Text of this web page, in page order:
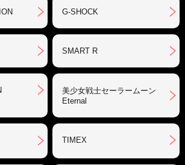
G-SHOCK
SMART R
美少女戦士セーラームーン
Eternal
TIMEX